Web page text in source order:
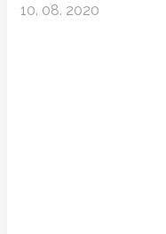
10. 08. 2020